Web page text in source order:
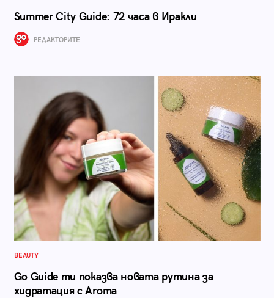
Summer City Guide: 72 часа в Иракли
РЕДАКТОРИТЕ
BEAUTY
Go Guide ти показва новата рутина за
хидратация с Aroma